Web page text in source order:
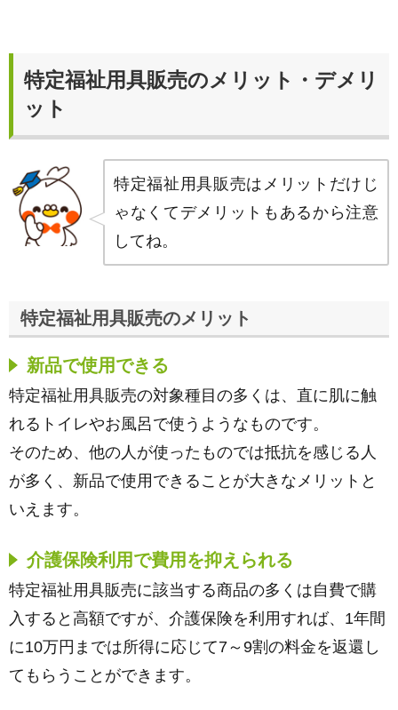
特定福祉用具販売のメリット・デメリ
ット
特定福祉用具販売はメリットだけじ
ゃなくてデメリットもあるから注意
してね。
特定福祉用具販売のメリット
新品で使用できる
特定福祉用具販売の対象種目の多くは、直に肌に触
れるトイレやお風呂で使うようなものです。
そのため、他の人が使ったものでは抵抗を感じる人
が多く、新品で使用できることが大きなメリットと
いえます。
介護保険利用で費用を抑えられる
特定福祉用具販売に該当する商品の多くは自費で購
入すると高額ですが、介護保険を利用すれば、1年間
に10万円までは所得に応じて7～9割の料金を返還し
てもらうことができます。